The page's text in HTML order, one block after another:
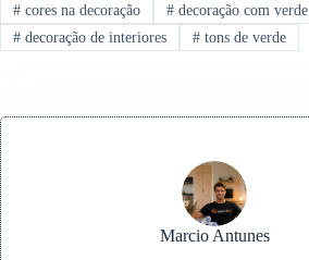
#cores na decoração #decoração com verde
#decoração de interiores #tons de verde
Marcio Antunes